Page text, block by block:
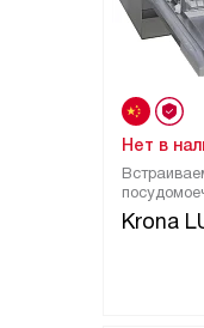
Krona
Нет в